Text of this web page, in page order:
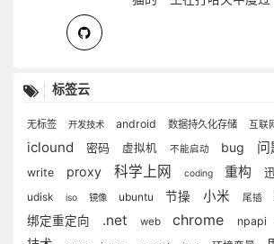
标签云
无标签 开发技术 android 数据持久化存储 互联
iclound 密码 虚拟机 不能启动 bug 问
write
proxy 科学上网 coding 重构
udisk iso 镜像 ubuntu 节操 小米 尾插
绑定重定向 .net web chrome npapi